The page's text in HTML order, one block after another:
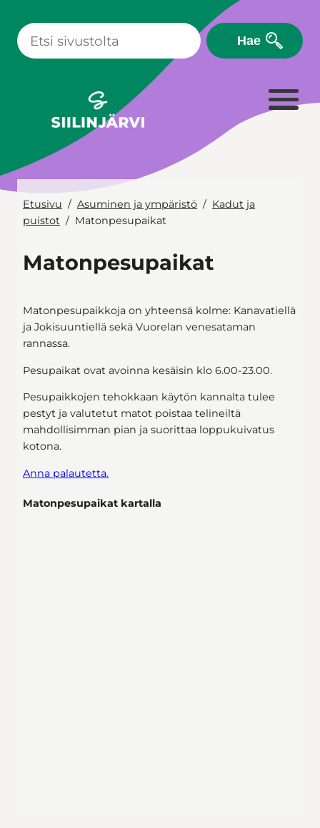
sisältöön
Hae
Etusivu Asuminen ja ympäristö
Kadut ja
puistot
Matonpesupaikat
Matonpesupaikat
Matonpesupaikkoja on yhteensä kolme: Kanavatiellä
ja Jokisuuntiellä sekä Vuorelan venesataman
rannassa.
Pesupaikat ovat avoinna kesäisin klo 6.00-23.00.
Pesupaikkojen tehokkaan käytön kannalta tulee
pestyt ja valutetut matot poistaa telineiltä
mahdollisimman pian ja suorittaa loppukuivatus
kotona.
Anna palautetta.
Matonpesupaikat kartalla